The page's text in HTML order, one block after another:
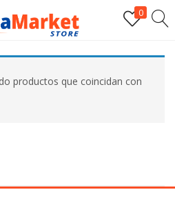
0
y contraseña para iniciar
productos que coincidan con